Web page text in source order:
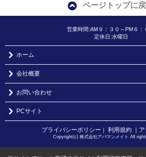
ページトップに
営業時間:AM９：３０～PM６：
定休日:水曜日
ホーム
会社概要
お問い合わせ
PCサイト
プライバシーポリシー ｜ 利用規約 ｜
Copyright(c) 株式会社アパマンメイト All